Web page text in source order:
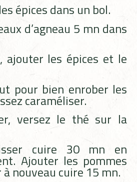
épices dans un bol.
d’agneau 5 mn dans
ajouter les épices et le
pour bien enrober les
zcaraméliser.
versez le thé sur la
cuire 30 mn en
Ajouter les pommes
nouveau cuire 15 mn.